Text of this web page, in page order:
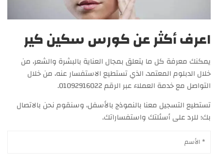
اعرف أكثر عن كورس سكين كير
يمكنك معرفة كل ما يتعلق بمجال العناية بالبشرة والشعر، من
خلال الدبلوم المعتمد، الذي تستطيع الاستفسار عنه، من خلال
التواصل مع خدمة العملاء عبر الرقم 01092916022.
تستطيع التسجيل معنا بالنموذج بالأسفل، وسنقوم نحن بالاتصال
بك؛ للرد على أسئلتك واستفساراتك.